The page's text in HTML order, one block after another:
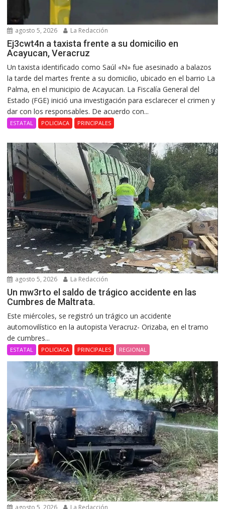
agosto 5, 2026 La Redacción
Ej3cwt4n a taxista frente a su domicilio en
Acayucan, Veracruz
Un taxista identificado como Saúl «N» fue asesinado a balazos
la tarde del martes frente a su domicilio, ubicado en el barrio La
Palma, en el municipio de Acayucan. La Fiscalía General del
Estado (FGE) inició una investigación para esclarecer el crimen y
dar con los responsables. De acuerdo con...
ESTATAL POLICIACA PRINCIPALES
agosto 5, 2026 La Redacción
Un mw3rto el saldo de trágico accidente en las
Cumbres de Maltrata.
Este miércoles, se registró un trágico un accidente
automovilístico en la autopista Veracruz- Orizaba, en el tramo
de cumbres...
ESTATAL POLICIACA PRINCIPALES REGIONAL